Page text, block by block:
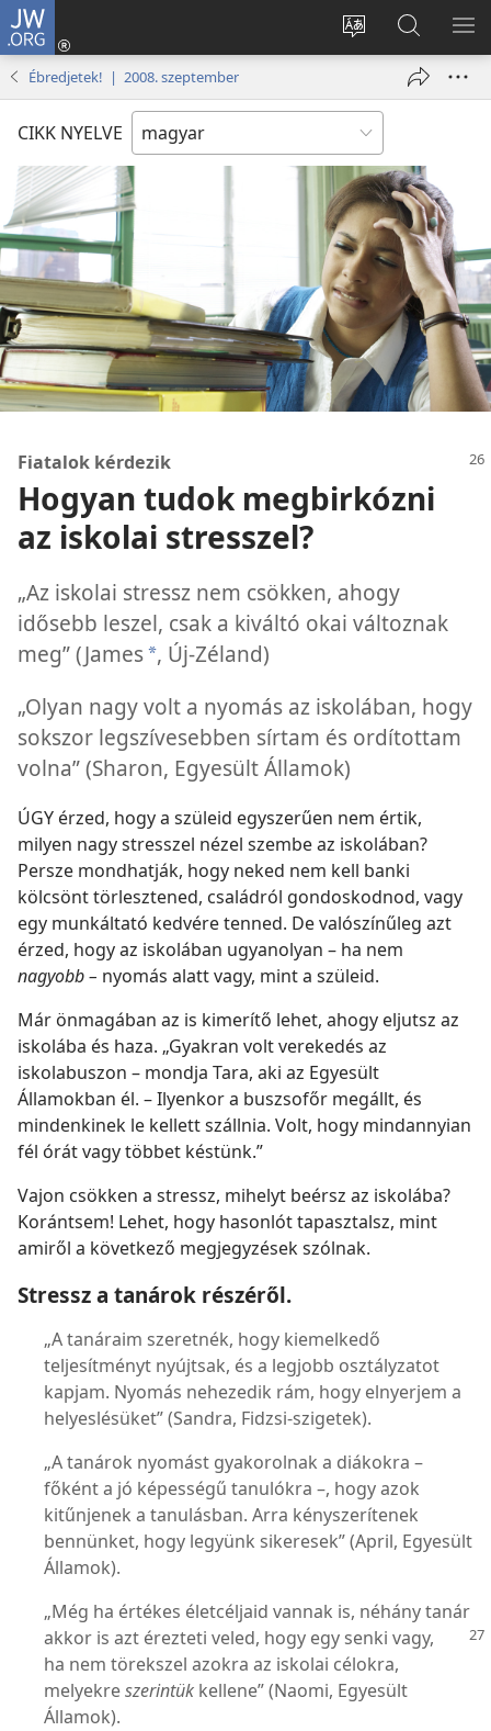
JW.ORG
Oldal
nyelvének
megváltoztatása
Bejelentkezés
(opens
Keresés
a jw.org
honlapon
Ébredjetek! | 2008. szeptember
CIKK NYELVE
Fiatalok kérdezik
Hogyan tudok megbirkózni
az iskolai stresszel?
„Az iskolai stressz nem csökken, ahogy
idősebb leszel, csak a kiváltó okai változnak
meg” (James*, Új-Zéland)
„Olyan nagy volt a nyomás az iskolában, hogy
sokszor legszívesebben sírtam és ordítottam
volna” (Sharon, Egyesült Államok)
ÚGY érzed, hogy a szüleid egyszerűen nem értik,
milyen nagy stresszel nézel szembe az iskolában?
Persze mondhatják, hogy neked nem kell banki
kölcsönt törlesztened, családról gondoskodnod, vagy
egy munkáltató kedvére tenned. De valószínűleg azt
érzed, hogy az iskolában ugyanolyan – ha nem
nagyobb – nyomás alatt vagy, mint a szüleid.
Már önmagában az is kimerítő lehet, ahogy eljutsz az
iskolába és haza. „Gyakran volt verekedés az
iskolabuszon – mondja Tara, aki az Egyesült
Államokban él. – Ilyenkor a buszsofőr megállt, és
mindenkinek le kellett szállnia. Volt, hogy mindannyian
fél órát vagy többet késtünk.”
Vajon csökken a stressz, mihelyt beérsz az iskolába?
Korántsem! Lehet, hogy hasonlót tapasztalsz, mint
amiről a következő megjegyzések szólnak.
Stressz a tanárok részéről.
„A tanáraim szeretnék, hogy kiemelkedő
teljesítményt nyújtsak, és a legjobb osztályzatot
kapjam. Nyomás nehezedik rám, hogy elnyerjem a
helyeslésüket” (Sandra, Fidzsi-szigetek).
„A tanárok nyomást gyakorolnak a diákokra –
főként a jó képességű tanulókra –, hogy azok
kitűnjenek a tanulásban. Arra kényszerítenek
bennünket, hogy legyünk sikeresek” (April, Egyesült
Államok).
„Még ha értékes életcéljaid vannak is, néhány tanár
akkor is azt érezteti veled, hogy egy senki vagy,
ha nem törekszel azokra az iskolai célokra,
melyekreszerintük kellene” (Naomi, Egyesült
Államok).